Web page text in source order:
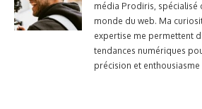
média Prodiris, spécialisé
monde du web. Ma
expertise me permettent
tendances numériques
précision et